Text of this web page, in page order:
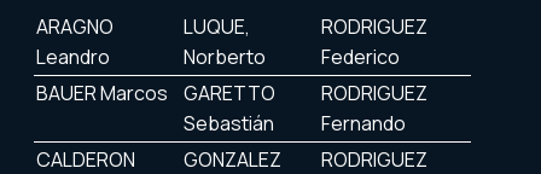
ARAGNO
Leandro
LUQUE,
Norberto
RODRIGUEZ
Federico
BAUER Marcos
GARETTO
Sebastián
RODRIGUEZ
Fernando
CALDERON
GONZALEZ
RODRIGUEZ